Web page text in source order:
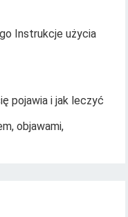
Instrukcje użycia
pojawia i jak leczyć
​​objawami,